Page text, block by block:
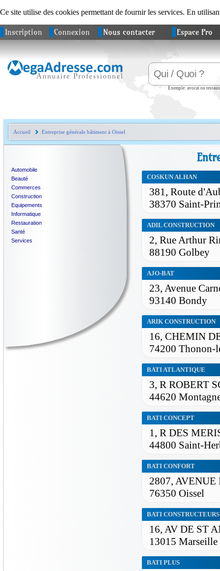
Ce site utilise des cookies permettant de fournir les services. En
Inscription Connexion Nous contacter Espace Pro
Exemple: avocat ou
Accueil Entreprise générale bâtiment à Oissel
Automobile
Beauté
Commerces
Construction
Equipements
Informatique
Restauration
Santé
Services
COSKUN ALHAN
381, Route
38370 Saint-
ADIL CONSTRUCTION
2, Rue Arthur
88190 Golbey
AJO-BAT
23, Avenue
93140 Bondy
ARIK CONSTRUCTION
16, CHEMIN
74200 Thonon-
BATI ATLANTIQUE
3, R ROBERT
44620
BATI CONCEPT
1, R DES
44800 Saint-
BATI CONFORT
2807,
76350 Oissel
BATI CONSTRUCTEURS
16, AV DE ST
13015 Marseille
BATI PLUS